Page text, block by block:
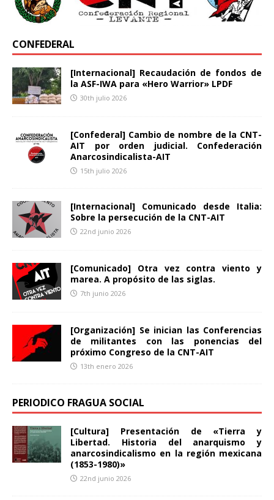
CONFEDERAL
[Internacional] Recaudación de fondos de
la ASF-IWA para «Hero Warrior» LPDF
30th julio 2026
[Confederal] Cambio de nombre de la CNT-
AIT por orden judicial. Confederación
Anarcosindicalista-AIT
15th julio 2026
[Internacional] Comunicado desde Italia:
Sobre la persecución de la CNT-AIT
22nd junio 2026
[Comunicado] Otra vez contra viento y
marea. A propósito de las siglas.
7th junio 2026
[Organización] Se inician las Conferencias
de militantes con las ponencias del
próximo Congreso de la CNT-AIT
13th enero 2026
PERIODICO FRAGUA SOCIAL
[Cultura] Presentación de «Tierra y
Libertad. Historia del anarquismo y
anarcosindicalismo en la región mexicana
(1853-1980)»
22nd junio 2026